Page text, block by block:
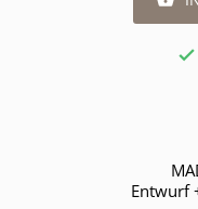

Entwurf